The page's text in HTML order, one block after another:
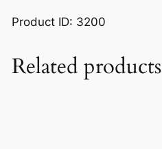
Product ID: 3200
Related products